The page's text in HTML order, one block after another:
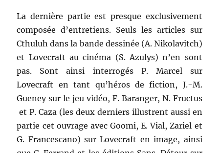
La dernière partie est presque exclusivement
composée d’entretiens. Seuls les articles sur
Cthuluh dans la bande dessinée (A. Nikolavitch)
et Lovecraft au cinéma (S. Azulys) n’en sont
pas. Sont ainsi interrogés P. Marcel sur
Lovecraft en tant qu’héros de fiction, J.-M.
Gueney sur le jeu vidéo, F. Baranger, N. Fructus
et P. Caza (les deux derniers illustrent aussi en
partie cet ouvrage avec Goomi, E. Vial, Zariel et
G. Francescano) sur Lovecraft en image, ainsi